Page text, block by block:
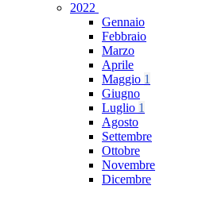
2022
Gennaio
Febbraio
Marzo
Aprile
Maggio 1
Giugno
Luglio 1
Agosto
Settembre
Ottobre
Novembre
Dicembre